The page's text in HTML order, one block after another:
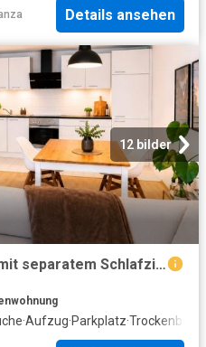
Details ansehen
12 bilder
bezugsfreies Apartment mit separatem Schlafzimmer und Tiefgarage in Derendorf provisionsfrei
·Aufzug·Parkplatz·